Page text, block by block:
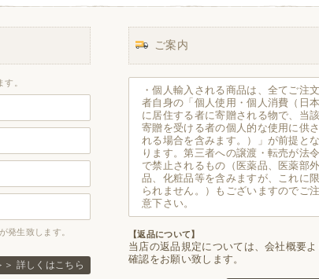
。
発生致します。
＞ 詳しくはこちら
ご案内
・個人輸入される商品は、全てご注文
者自身の「個人使用・個人消費（日本
に居住する者に寄贈される物で、当該
寄贈を受ける者の個人的な使用に供さ
れる場合を含みます。）」が前提とな
ります。第三者への譲渡・転売が法令
で禁止されるもの（医薬品、医薬部外
品、化粧品等を含みますが、これに限
られません。）もございますのでご注
意下さい。
【返品について】
当店の返品規定については、会社概要
確認をお願い致します。